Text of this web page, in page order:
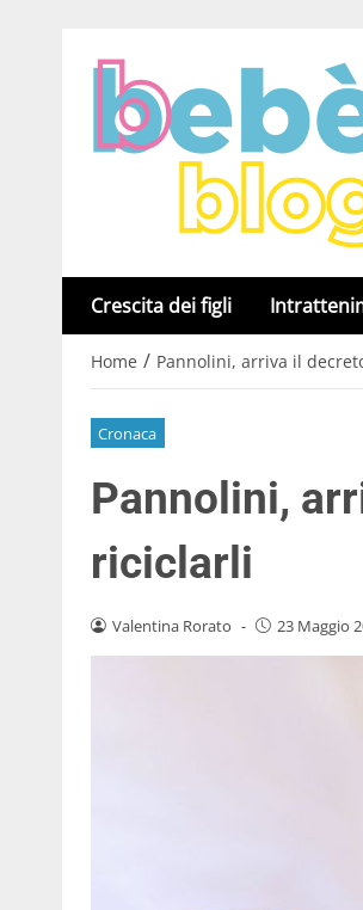
Crescita dei figli
Home / Pannolini, arriva il
Cronaca
Pannolini,
riciclarli
Valentina Rorato - 23 Maggio